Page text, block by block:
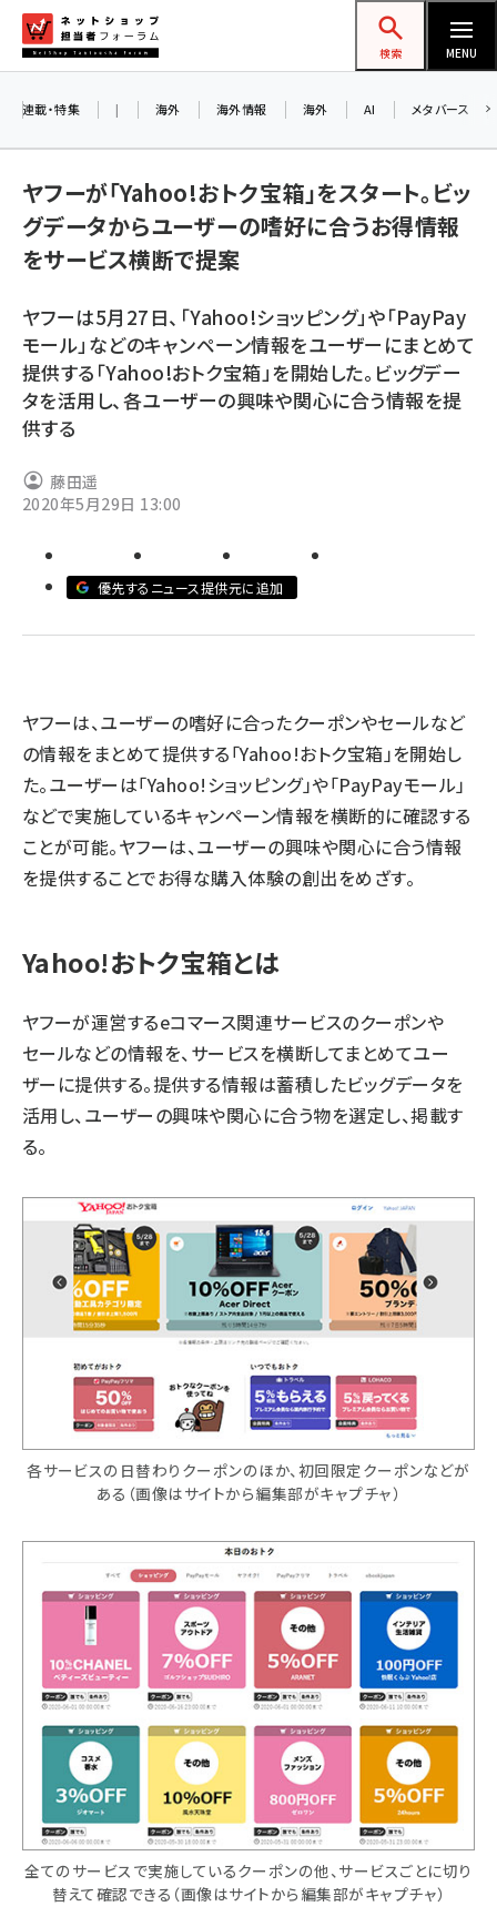
ン
ネットショップ担当者フォーラム
検索 MENU
amazon (2244)
楽天 (1871)
ecbeing (1207)
アスクル (1117)
ビィ・フォアード (773)
連載・特集 | 海外 海外情報 海外 AI メタバース
ヤフーが「Yahoo!おトク宝箱」をスタート。ビッ
グデータからユーザーの嗜好に合うお得情報
をサービス横断で提案
ヤフーは5月27日、「Yahoo!ショッピング」や「PayPay
モール」などのキャンペーン情報をユーザーにまとめて
提供する「Yahoo!おトク宝箱」を開始した。ビッグデー
タを活用し、各ユーザーの興味や関心に合う情報を提
供する
藤田遥
2020年5月29日 13:00
優先するニュース提供元に追加
ヤフーは、ユーザーの嗜好に合ったクーポンやセールなど
の情報をまとめて提供する「Yahoo!おトク宝箱」を開始し
た。ユーザーは「Yahoo!ショッピング」や「PayPayモール」
などで実施しているキャンペーン情報を横断的に確認する
ことが可能。ヤフーは、ユーザーの興味や関心に合う情報
を提供することでお得な購入体験の創出をめざす。
Yahoo!おトク宝箱とは
ヤフーが運営するeコマース関連サービスのクーポンや
セールなどの情報を、サービスを横断してまとめてユー
ザーに提供する。提供する情報は蓄積したビッグデータを
活用し、ユーザーの興味や関心に合う物を選定し、掲載す
る。
各サービスの日替わりクーポンのほか、初回限定クーポンなどが
ある（画像はサイトから編集部がキャプチャ）
全てのサービスで実施しているクーポンの他、サービスごとに切り
替えて確認できる（画像はサイトから編集部がキャプチャ）
ア
交